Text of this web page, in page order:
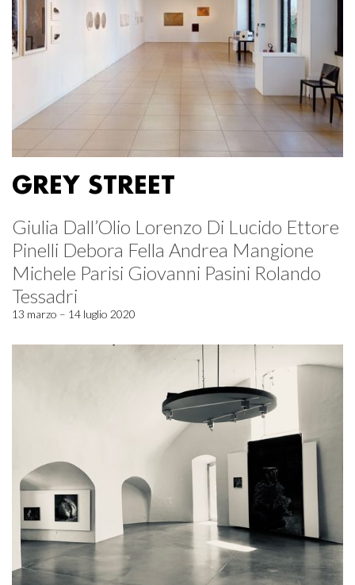
GREY STREET
Giulia Dall’Olio Lorenzo Di Lucido Ettore
Pinelli Debora Fella Andrea Mangione
Michele Parisi Giovanni Pasini Rolando
Tessadri
13 marzo – 14 luglio 2020